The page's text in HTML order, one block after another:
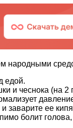
народными
едой.
и чеснока (на
заварите ее
болит